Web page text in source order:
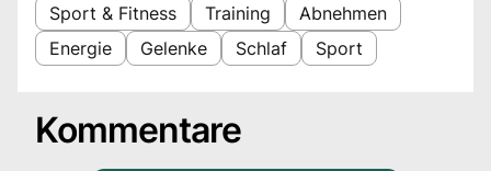
Sport & Fitness Training
Abnehmen
Energie
Gelenke Schlaf Sport
Kommentare